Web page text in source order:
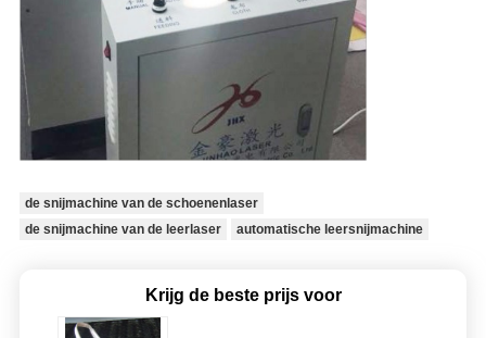
de snijmachine van de schoenenlaser
de snijmachine van de leerlaser
automatische leersnijmachine
Krijg de beste prijs voor